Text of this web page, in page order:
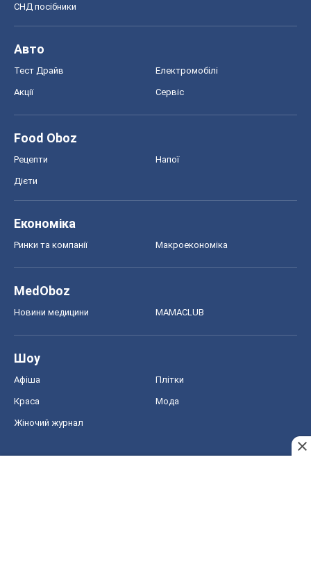
СНД посібники
Авто
Тест Драйв Електромобілі
Акції Сервіс
Food Oboz
Рецепти Напої
Дієти
Економіка
Ринки та компанії Макроекономіка
MedOboz
Новини медицини MAMACLUB
Шоу
Афіша Плітки
Краса Мода
Жіночий журнал